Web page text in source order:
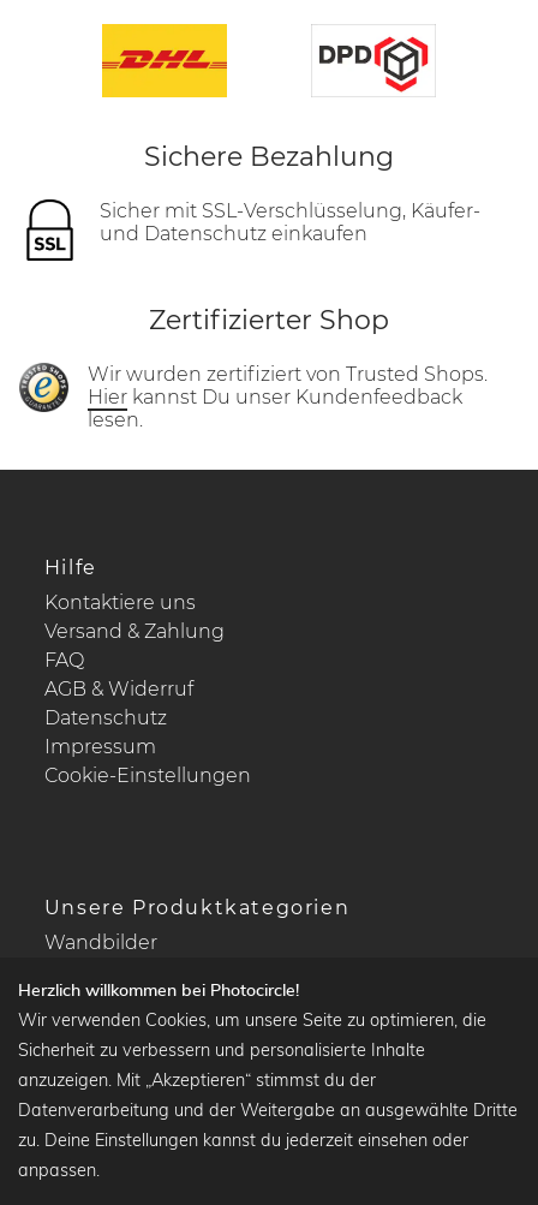
Sichere Bezahlung
Sicher mit SSL-Verschlüsselung, Käufer-
und Datenschutz einkaufen
Zertifizierter Shop
Wir wurden zertifiziert von Trusted Shops.
Hier kannst Du unser Kundenfeedback
lesen.
Hilfe
Kontaktiere uns
Versand & Zahlung
FAQ
AGB & Widerruf
Datenschutz
Impressum
Cookie-Einstellungen
Unsere Produktkategorien
Wandbilder
Kalender
Beliebte Kollektionen
Wandbilder in schwarz-weiß
Herzlich willkommen bei Photocircle!
Wir verwenden Cookies, um unsere Seite zu optimieren, die
Sicherheit zu verbessern und personalisierte Inhalte
anzuzeigen. Mit „Akzeptieren“ stimmst du der
Datenverarbeitung und der Weitergabe an ausgewählte Dritte
zu. Deine Einstellungen kannst du jederzeit einsehen oder
anpassen.